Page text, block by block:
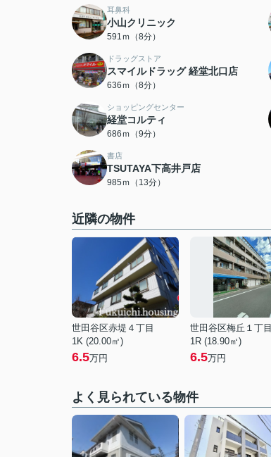
耳鼻科
小山クリニック
591ｍ（8分）
ドラッグストア
スマイルドラッグ 経堂北口店
636ｍ（8分）
ショッピングセンター
経堂コルティ
686ｍ（9分）
書店
TSUTAYA下高井戸店
985ｍ（13分）
近隣の物件
世田谷区赤堤４丁目
1K (20.00㎡)
6.5万円
世田谷区梅丘１丁目
1R (18.90㎡)
6.5万円
よく見られている物件